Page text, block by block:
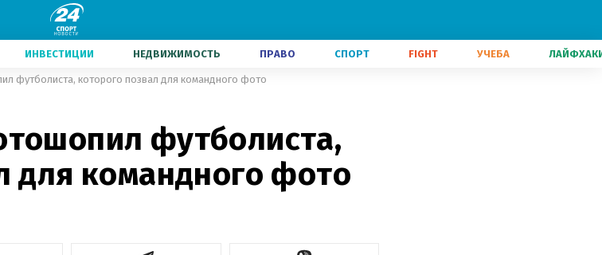
ИНВЕСТИЦИИ НЕДВИЖИМОСТЬ ПРАВО СПОРТ FIGHT УЧЕБА
футболиста, которого позвал для командного фото
футболиста,
для командного фото